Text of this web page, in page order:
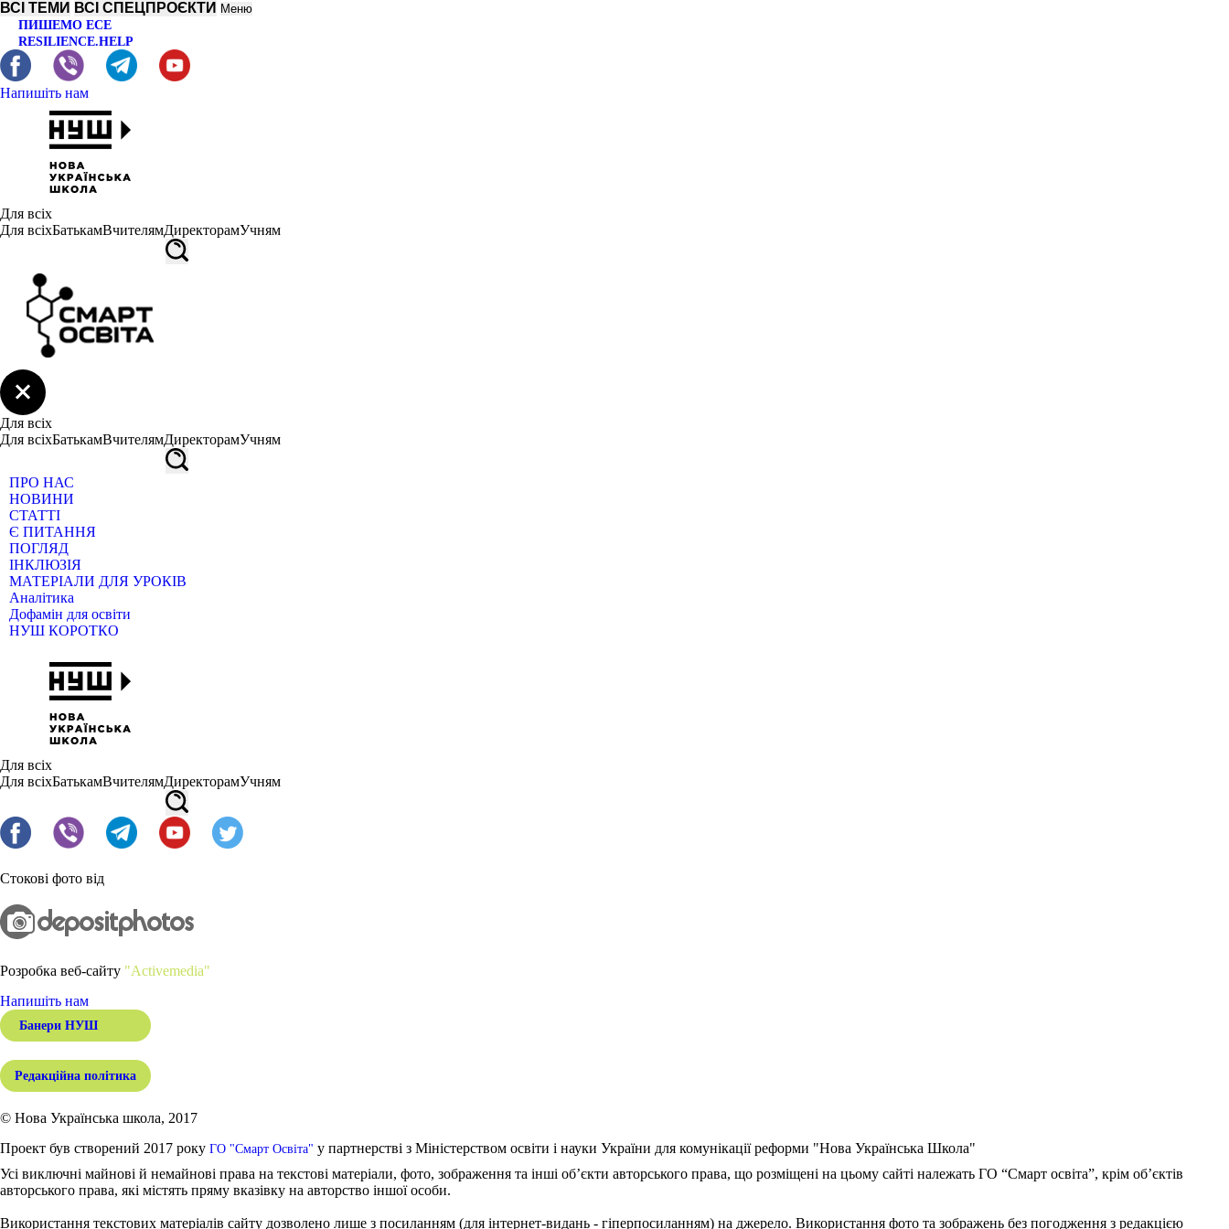
ВСІ ТЕМИ ВСІ СПЕЦПРОЄКТИ Меню
ПИШЕМО ЕСЕ
RESILIENCE.HELP
Напишіть нам
Для всіх
Для всіхБатькамВчителямДиректорамУчням
Для всіх
Для всіхБатькамВчителямДиректорамУчням
ПРО НАС
НОВИНИ
СТАТТІ
Є ПИТАННЯ
ПОГЛЯД
ІНКЛЮЗІЯ
МАТЕРІАЛИ ДЛЯ УРОКІВ
Аналітика
Дофамін для освіти
НУШ КОРОТКО
Для всіх
Для всіхБатькамВчителямДиректорамУчням
Стокові фото від
Розробка веб-сайту "Activemedia"
Напишіть нам
Банери НУШ
Редакційна політика
© Нова Українська школа, 2017
Проект був створений 2017 року ГО "Смарт Освіта" у партнерстві з Міністерством освіти і науки України для комунікації реформи "Нова Українська Школа"
Усі виключні майнові й немайнові права на текстові матеріали, фото, зображення та інші об’єкти авторського права, що розміщені на цьому сайті належать ГО “Смарт освіта”, крім об’єктів
авторського права, які містять пряму вказівку на авторство іншої особи.
Використання текстових матеріалів сайту дозволено лише з посиланням (для інтернет-видань - гіперпосиланням) на джерело. Використання фото та зображень без погодження з редакцією